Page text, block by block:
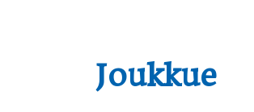
Joukkue